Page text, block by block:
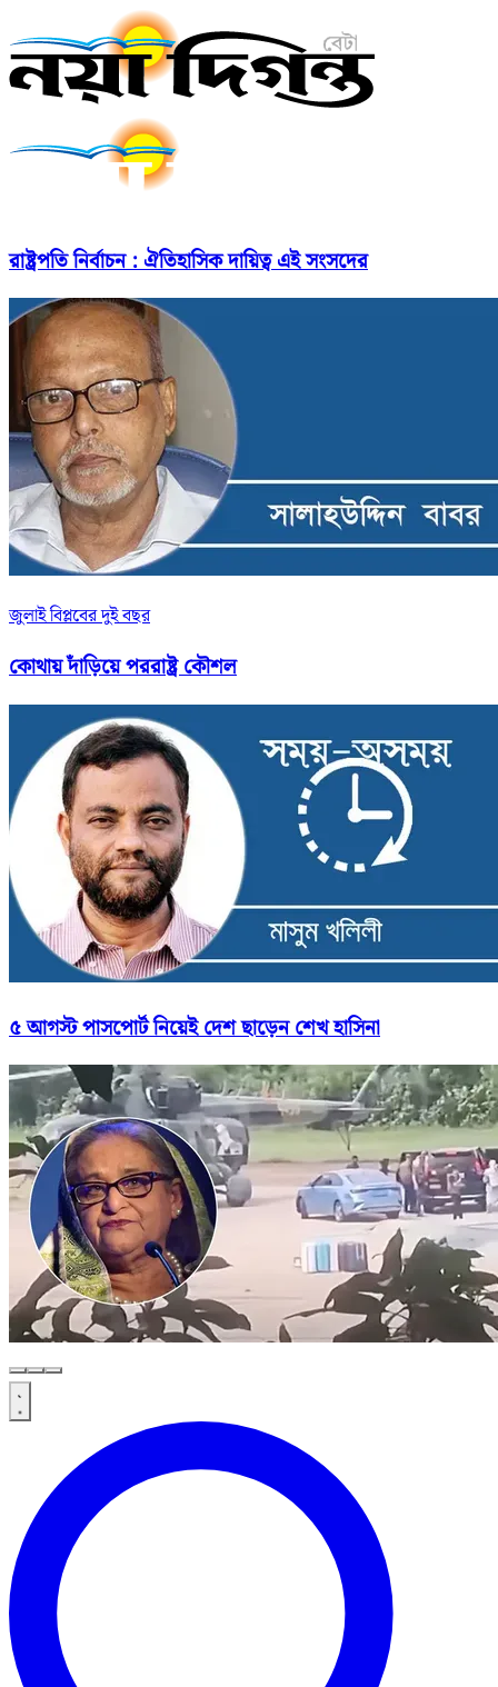
রাষ্ট্রপতি নির্বাচন : ঐতিহাসিক দায়িত্ব এই সংসদের
জুলাই বিপ্লবের দুই বছর
কোথায় দাঁড়িয়ে পররাষ্ট্র কৌশল
৫ আগস্ট পাসপোর্ট নিয়েই দেশ ছাড়েন শেখ হাসিনা